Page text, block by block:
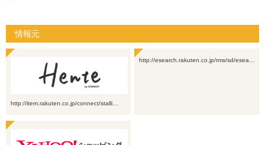
情報元
http://item.rakuten.co.jp/connect/stalli…
http://esearch.rakuten.co.jp/rms/sd/esea…